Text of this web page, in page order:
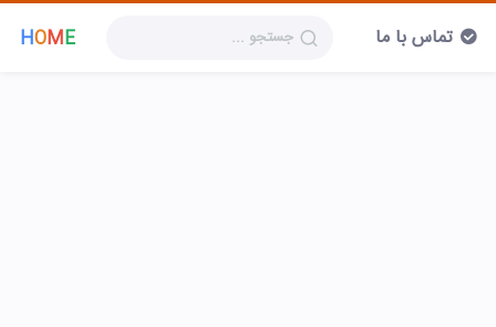
HOME تماس با ما